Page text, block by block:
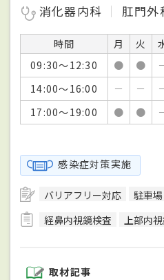
消化器内科
肛門外
時間 月 火
09:30～12:30
● ●
14:00～16:00
－ －
17:00～19:00
● ●
感染症対策実施
バリアフリー対応 駐車
経鼻内視鏡検査
上部内
取材記事